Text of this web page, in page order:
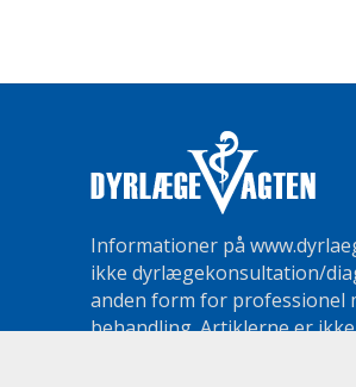
Informationer på
ikke dyrlægekonsultation/
anden form for professionel
behandling. Artiklerne er